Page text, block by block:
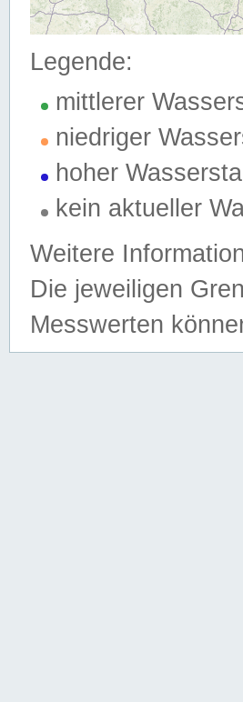
Legende:
mittlerer
niedriger
hoher
kein aktueller
Weitere
Die jeweiligen
Messwerten